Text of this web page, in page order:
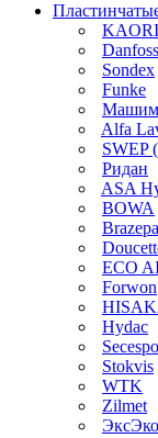
KAORI
Danfoss
Sondex
Funke
Alfa
SWEP
Ридан
ASA
BOWA
ECO
Forwon
Hydac
Stokvis
WTK
Zilmet
ЭксЭко